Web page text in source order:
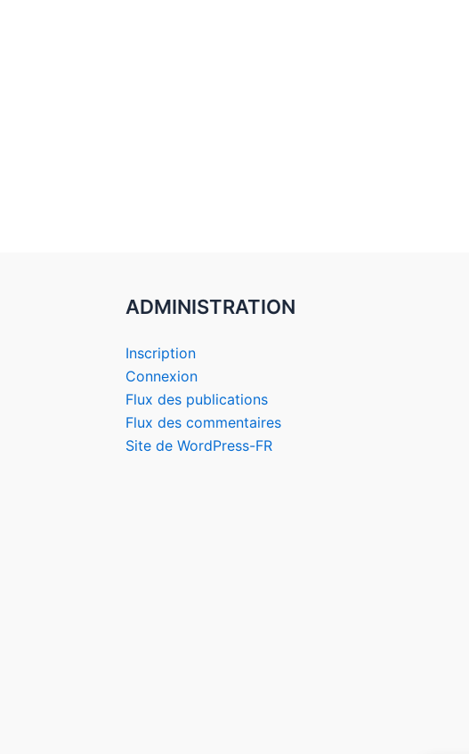
ADMINISTRATION
Inscription
Connexion
Flux des publications
Flux des commentaires
Site de WordPress-FR